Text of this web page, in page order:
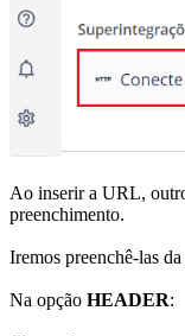
Ao inserir a URL,
preenchimento.
Iremos preenchê-las
Na opção HEADER: